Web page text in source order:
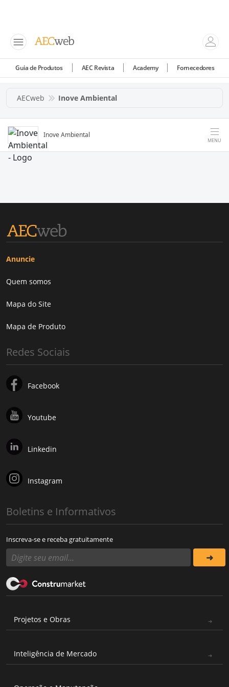
Guia de Produtos AEC Revista Academy Fornecedores
AECweb Inove Ambiental
Inove Ambiental
MENU
Anuncie
Quem somos
Mapa do Site
Mapa de Produto
Redes Sociais
Facebook
Youtube
Linkedin
Instagram
Boletins e Informativos
Inscreva-se e receba gratuitamente
Projetos e Obras
Inteligência de Mercado